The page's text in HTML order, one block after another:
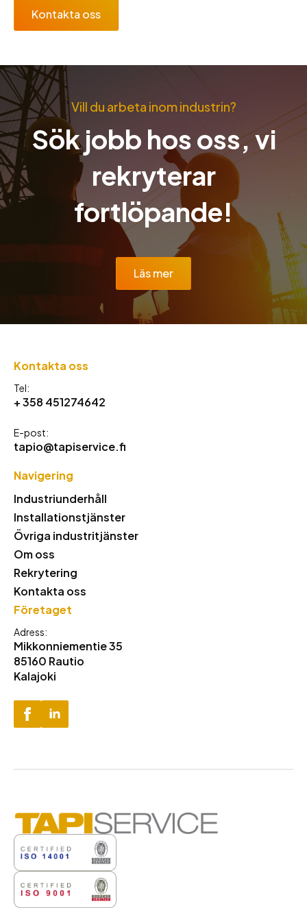
Kontakta oss
Vill du arbeta inom industrin?
Sök jobb hos oss, vi
rekryterar
fortlöpande!
Läs mer
Kontakta oss
Tel:
+ 358 451274642
E-post:
tapio@tapiservice.fi
Navigering
Industriunderhåll
Installationstjänster
Övriga industritjänster
Om oss
Rekrytering
Kontakta oss
Företaget
Adress:
Mikkonniementie 35
85160 Rautio
Kalajoki